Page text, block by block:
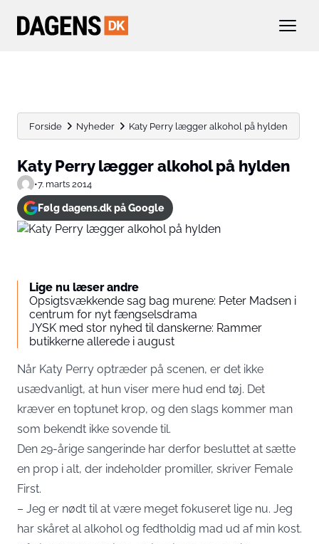
Forside Nyheder Katy Perry lægger alkohol på hylden
Katy Perry lægger alkohol på hylden
•7. marts 2014
Følg dagens.dk på Google
Lige nu læser andre
Opsigtsvækkende sag bag murene: Peter Madsen i
centrum for nyt fængselsdrama
JYSK med stor nyhed til danskerne: Rammer
butikkerne allerede i august
Når Katy Perry optræder på scenen, er det ikke
usædvanligt, at hun viser mere hud end tøj. Det
kræver en toptunet krop, og den slags kommer man
som bekendt ikke sovende til.
Den 29-årige sangerinde har derfor besluttet at sætte
en prop i alt, der indeholder promiller, skriver Female
First.
– Jeg er nødt til at være meget fokuseret lige nu. Jeg
har skåret al alkohol og fedtholdig mad ud af min kost.